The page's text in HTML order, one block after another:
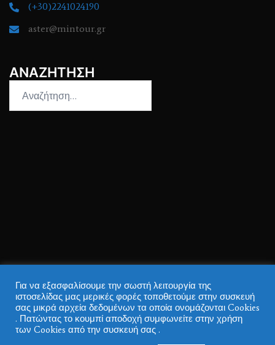
(+30)2241024190
aster@mintour.gr
ΑΝΑΖΗΤΗΣΗ
για:
Για να εξασφαλίσουμε την σωστή λειτουργία της
ιστοσελίδας μας μερικές φορές τοποθετούμε στην συσκευή
σας μικρά αρχεία δεδομένων τα οποία ονομάζονται Cookies
. Πατώντας το κουμπί αποδοχή συμφωνείτε στην χρήση
των Cookies από την συσκευή σας .